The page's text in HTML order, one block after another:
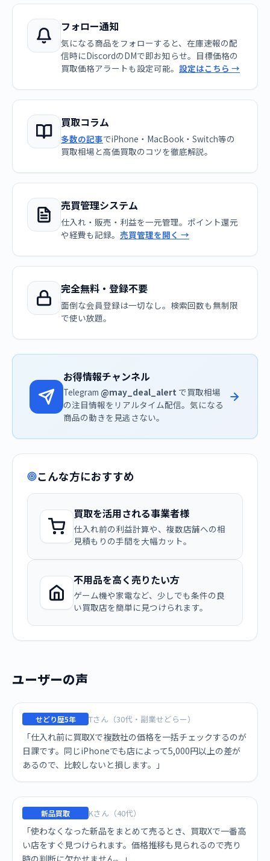
フォロー通知
気になる商品をフォローすると、在庫速報の配
信時にDiscordのDMで即お知らせ。目標価格の
買取価格アラートも設定可能。 設定はこちら →
買取コラム
多数の記事でiPhone・MacBook・Switch等の
買取相場と高価買取のコツを徹底解説。
売買管理システム
仕入れ・販売・利益を一元管理。ポイント還元
や経費も記録。 売買管理を開く →
完全無料・登録不要
面倒な会員登録は一切なし。検索回数も無制限
で使い放題。
お得情報チャンネル
Telegram @may_deal_alert で買取相場
の注目情報をリアルタイム配信。気になる
商品の動きを見逃さない。
こんな方におすすめ
買取を活用される事業者様
仕入れ前の利益計算や、複数店舗への相
見積もりの手間を大幅カット。
不用品を高く売りたい方
ゲーム機や家電など、少しでも条件の良
い買取店を簡単に見つけられます。
ユーザーの声
せどり歴5年 Tさん（30代・副業せどらー）
「仕入れ前に買取Xで複数社の価格を一括チェックするのが
日課です。同じiPhoneでも店によって5,000円以上の差が
あるので、比較しないと損します。」
新品買取 Kさん（40代）
「使わなくなった新品をまとめて売るとき、買取Xで一番高
い店をすぐ見つけられます。価格推移も見られるので売り
時の判断に欠かせません。」